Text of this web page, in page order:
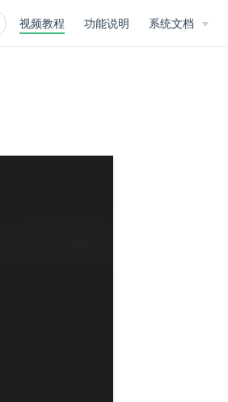
视频教程 功能说明 系统文档